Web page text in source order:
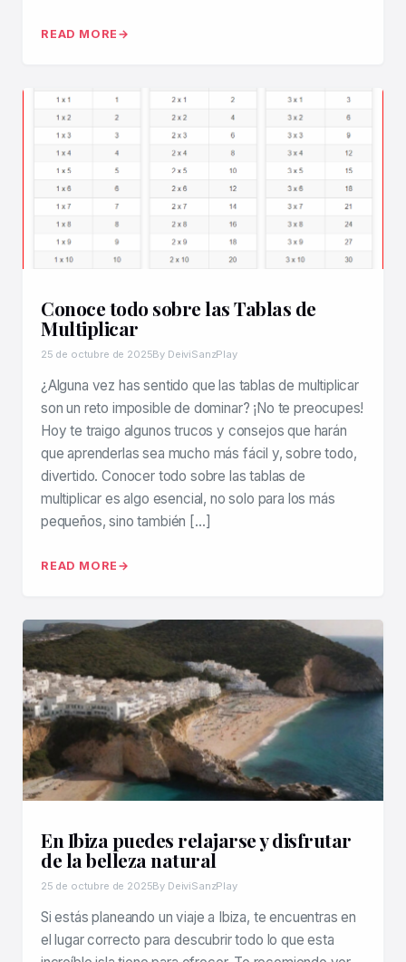
READ MORE
Conoce todo sobre las Tablas de
Multiplicar
25 de octubre de 2025By DeiviSanzPlay
¿Alguna vez has sentido que las tablas de multiplicar
son un reto imposible de dominar? ¡No te preocupes!
Hoy te traigo algunos trucos y consejos que harán
que aprenderlas sea mucho más fácil y, sobre todo,
divertido. Conocer todo sobre las tablas de
multiplicar es algo esencial, no solo para los más
pequeños, sino también […]
READ MORE
En Ibiza puedes relajarse y disfrutar
de la belleza natural
25 de octubre de 2025By DeiviSanzPlay
Si estás planeando un viaje a Ibiza, te encuentras en
el lugar correcto para descubrir todo lo que esta